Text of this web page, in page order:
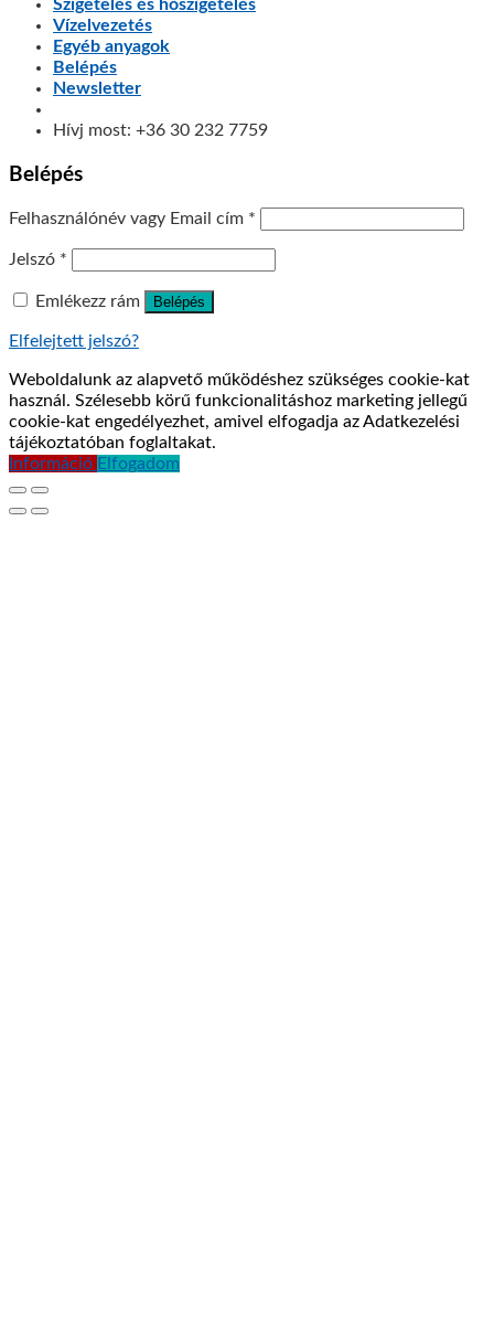
Szigetelés és hőszigetelés
Vízelvezetés
Egyéb anyagok
Belépés
Newsletter
Hívj most: +36 30 232 7759
Belépés
Felhasználónév vagy Email cím *
Jelszó *
Emlékezz rám Belépés
Elfelejtett jelszó?
Weboldalunk az alapvető működéshez szükséges cookie-kat
használ. Szélesebb körű funkcionalitáshoz marketing jellegű
cookie-kat engedélyezhet, amivel elfogadja az Adatkezelési
tájékoztatóban foglaltakat.
Információ Elfogadom